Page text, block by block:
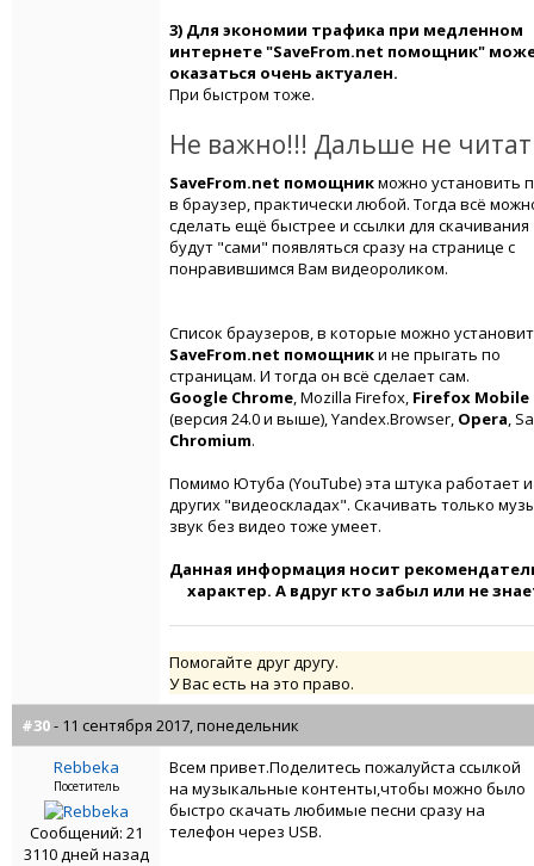
3) Для экономии трафика при медленном
интернете "SaveFrom.net помощник"
оказаться очень актуален.
При быстром тоже.
Не важно!!! Дальше не
SaveFrom.net помощникможно установить
в браузер, практически любой. Тогда всё
сделать ещё быстрее и ссылки для скачивания
будут "сами" появляться сразу на странице с
понравившимся Вам видеороликом.
Список браузеров, в которые можно
SaveFrom.net помощники не прыгать по
страницам. И тогда он всё сделает сам.
Google Chrome, Mozilla Firefox, Firefox Mobile
(версия 24.0 и выше), Yandex.Browser, Opera,
Chromium.
Помимо Ютуба (YouTube) эта штука работает
других "видеоскладах". Скачивать только
звук без видео тоже умеет.
Данная информация носит
характер. А вдруг кто забыл или не
Помогайте друг другу.
У Вас есть на это право.
#30- 11 сентября 2017, понедельник
Rebbeka
Посетитель
Сообщений: 21
3110 дней назад
Всем привет.Поделитесь пожалуйста ссылкой
на музыкальные контенты,чтобы можно было
быстро скачать любимые песни сразу на
телефон через USB.